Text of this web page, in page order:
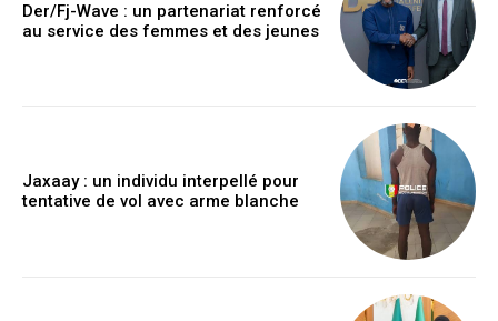
Der/Fj-Wave : un partenariat renforcé
au service des femmes et des jeunes
Jaxaay : un individu interpellé pour
tentative de vol avec arme blanche